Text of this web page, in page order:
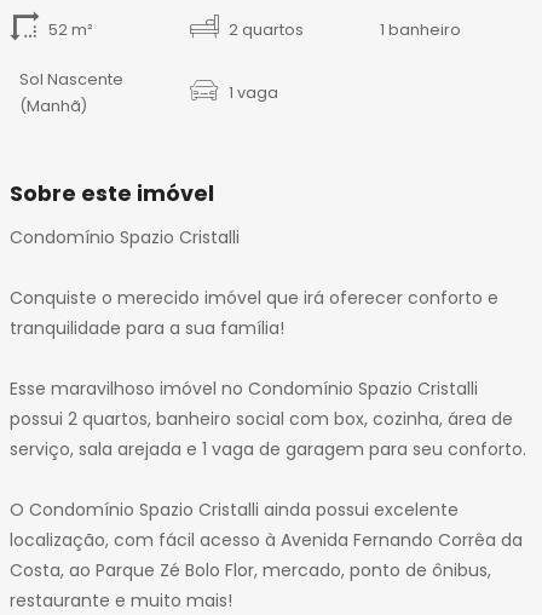
52 m² 2 quartos 1 banheiro
Sol Nascente
(Manhã)
1 vaga
Sobre este imóvel
Condomínio Spazio Cristalli
Conquiste o merecido imóvel que irá oferecer conforto e
tranquilidade para a sua família!
Esse maravilhoso imóvel no Condomínio Spazio Cristalli
possui 2 quartos, banheiro social com box, cozinha, área de
serviço, sala arejada e 1 vaga de garagem para seu conforto.
O Condomínio Spazio Cristalli ainda possui excelente
localização, com fácil acesso à Avenida Fernando Corrêa da
Costa, ao Parque Zé Bolo Flor, mercado, ponto de ônibus,
restaurante e muito mais!